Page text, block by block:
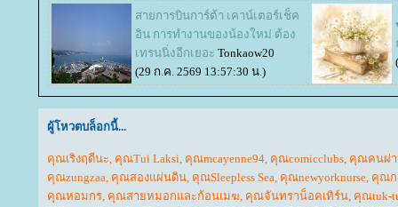
สายการบินการ์ต้า เคาน์เตอร์เช็ค
อิน การทำงานของน้องใหม่ ต้อง
เทรนนิ่งอีกเยอะ Tonkaow20
(29 ก.ค. 2569 13:57:30 น.)
ผู้โหวตบล็อกนี้...
คุณเริงฤดีนะ, คุณTui Laksi, คุณmcayenne94, คุณcomicclubs, คุณคนผ่า
คุณzungzaa, คุณสองแผ่นดิน, คุณSleepless Sea, คุณnewyorknurse, คุณก
คุณหอมกร, คุณสายหมอกและก้อนเมฆ, คุณจันทราน็อคเทิร์น, คุณtuk-